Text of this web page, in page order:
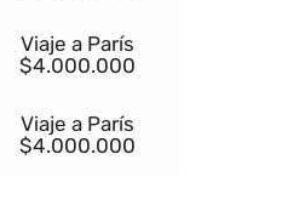
Viaje a París
$4.000.000
Viaje a París
$4.000.000